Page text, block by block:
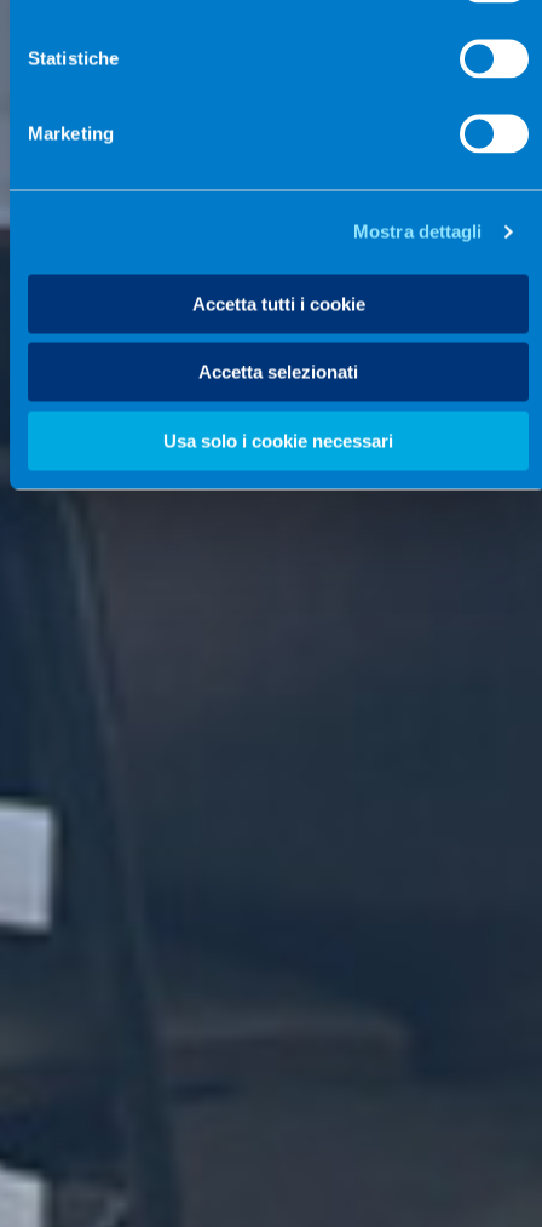
Statistiche
Marketing
Mostra dettagli
Accetta tutti i cookie
Accetta selezionati
Usa solo i cookie necessari